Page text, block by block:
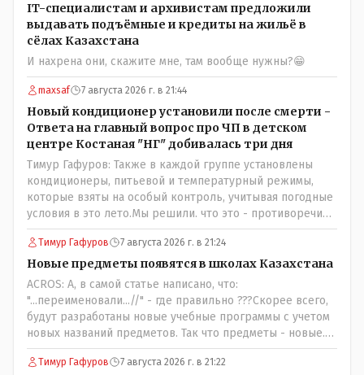
IT-специалистам и архивистам предложили
выдавать подъёмные и кредиты на жильё в
сёлах Казахстана
И нахрена они, скажите мне, там вообще нужны?😁
maxsaf 7 августа 2026 г. в 21:44
Новый кондиционер установили после смерти -
Ответа на главный вопрос про ЧП в детском
центре Костаная "НГ" добивалась три дня
Тимур Гафуров: Также в каждой группе установлены
кондиционеры, питьевой и температурный режимы,
которые взяты на особый контроль, учитывая погодные
условия в это лето.Мы решили. что это - противоречие.
Вы считаете иначе?Ну тут противоречия нет. Этот
комментарий прозвучал на следующий день после
трагедии, то есть 29 июля, когда спешно установили и
воду, и новые кондиционеры, и впервые поставили
температурный режим на контроль. То есть первая
часть - информация до трагедии, вторая часть -
информация после трагедии, когда все уже было
Тимур Гафуров 7 августа 2026 г. в 21:24
Новые предметы появятся в школах Казахстана
ACROS: А, в самой статье написано, что:
"...переименовали...//" - где правильно ???Скорее всего,
будут разработаны новые учебные программы с учетом
новых названий предметов. Так что предметы - новые.
Хоть и переименованные)
Тимур Гафуров 7 августа 2026 г. в 21:22